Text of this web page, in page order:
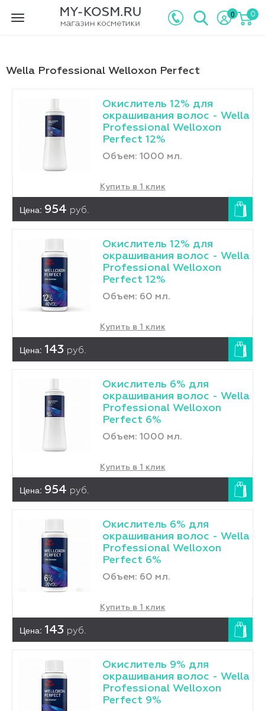
Toggle
0 0
Wella Professional Welloxon Perfect
Окислитель 12% для
окрашивания волос - Wella
Professional Welloxon
Perfect 12%
Объем: 1000 мл.
Купить в 1 клик
Цена: 954 руб.
Окислитель 12% для
окрашивания волос - Wella
Professional Welloxon
Perfect 12%
Объем: 60 мл.
Купить в 1 клик
Цена: 143 руб.
Окислитель 6% для
окрашивания волос - Wella
Professional Welloxon
Perfect 6%
Объем: 1000 мл.
Купить в 1 клик
Цена: 954 руб.
Окислитель 6% для
окрашивания волос - Wella
Professional Welloxon
Perfect 6%
Объем: 60 мл.
Купить в 1 клик
Цена: 143 руб.
Окислитель 9% для
окрашивания волос - Wella
Professional Welloxon
Perfect 9%